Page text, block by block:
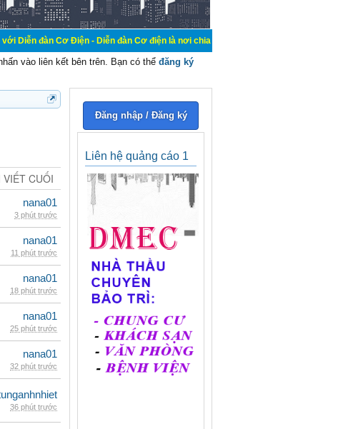
Cơ Điện - Diễn đàn Cơ điện là nơi chia sẽ kiến thức kinh nghiệm trong lãnh
vào liên kết bên trên. Bạn có thể đăng ký
VIẾT CUỐI
nana01
3 phút trước
nana01
11 phút trước
nana01
18 phút trước
nana01
25 phút trước
nana01
32 phút trước
36 phút trước
Đăng nhập / Đăng ký
Liên hệ quảng cáo 1